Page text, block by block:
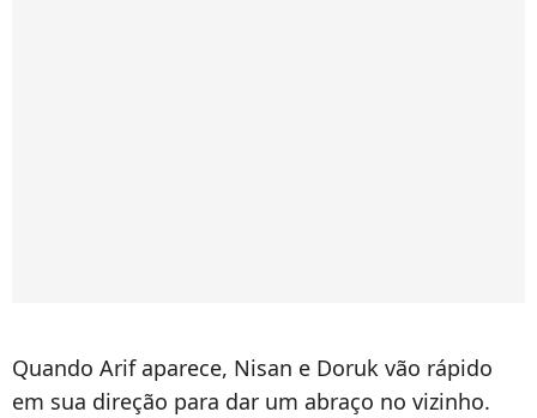
Quando Arif aparece, Nisan e Doruk vão rápido
em sua direção para dar um abraço no vizinho.